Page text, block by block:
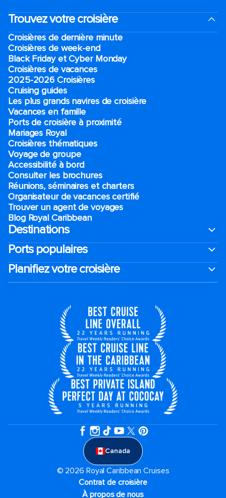
Trouvez votre croisière
Croisières de dernière minute
Croisières de week-end
Black Friday et Cyber Monday
Croisières de vacances
2025-2026 Croisières
Cruising guides
Les plus grands navires de croisière
Vacances en famille
Ports de croisière à proximité
Mariages Royal
Croisières thématiques
Voyage de groupe​
Accessibilité à bord​
Consulter les brochures
Réunions, séminaires et charters
Organisateur de vacances certifié
Trouver un agent de voyages
Blog Royal Caribbean
Destinations
Ports populaires
Planifiez votre croisière
Canada
© 2026 Royal Caribbean Cruises
Contrat de croisière
À propos de nous